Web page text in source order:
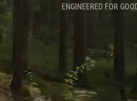
ENGINEERED FOR